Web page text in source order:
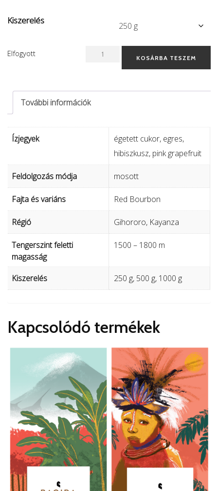
Kiszerelés
Elfogyott
Burundi
mosott
KOSÁRBA TESZEM
További információk
Ízjegyek
égetett cukor, egres,
hibiszkusz, pink grapefruit
Feldolgozás módja mosott
Fajta és variáns Red Bourbon
Régió Gihororo, Kayanza
Tengerszint feletti
magasság
1500 – 1800 m
Kiszerelés 250 g, 500 g, 1000 g
Kapcsolódó termékek